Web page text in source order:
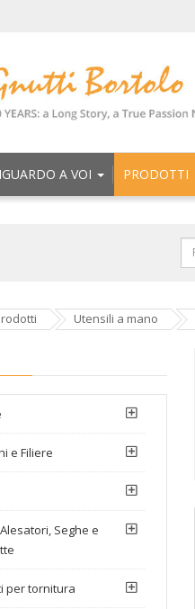
A VOI PRODOTTI
Utensili a mano
e Filiere
Seghe e
per tornitura